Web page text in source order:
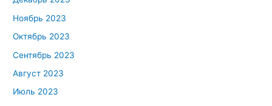
Ноябрь 2023
Октябрь 2023
Сентябрь 2023
Август 2023
Июль 2023